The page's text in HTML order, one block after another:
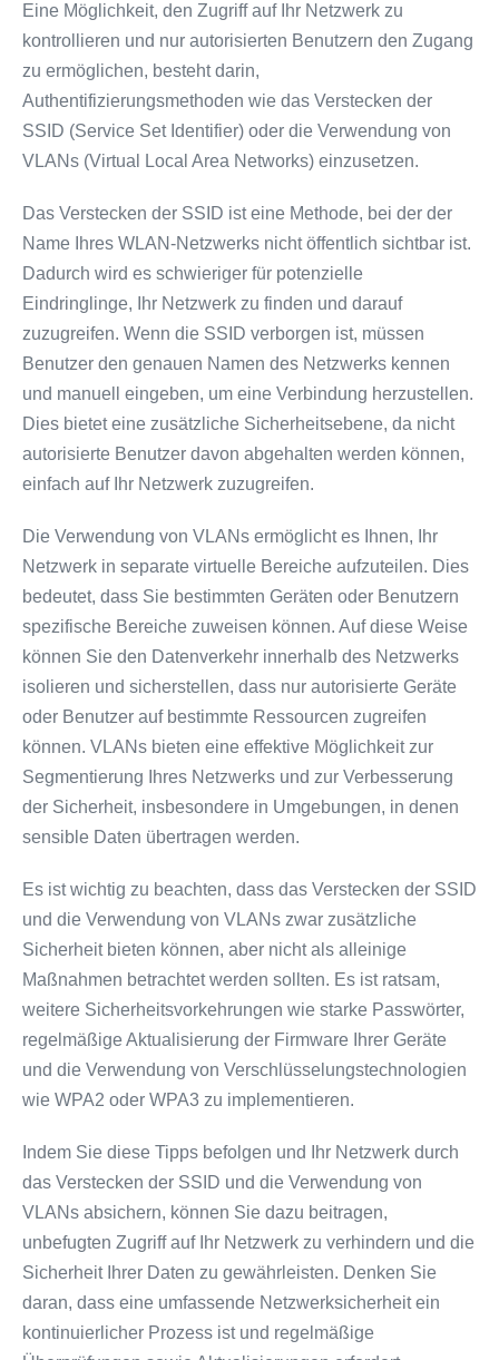
Eine Möglichkeit, den Zugriff auf Ihr Netzwerk zu
kontrollieren und nur autorisierten Benutzern den Zugang
zu ermöglichen, besteht darin,
Authentifizierungsmethoden wie das Verstecken der
SSID (Service Set Identifier) oder die Verwendung von
VLANs (Virtual Local Area Networks) einzusetzen.
Das Verstecken der SSID ist eine Methode, bei der der
Name Ihres WLAN-Netzwerks nicht öffentlich sichtbar ist.
Dadurch wird es schwieriger für potenzielle
Eindringlinge, Ihr Netzwerk zu finden und darauf
zuzugreifen. Wenn die SSID verborgen ist, müssen
Benutzer den genauen Namen des Netzwerks kennen
und manuell eingeben, um eine Verbindung herzustellen.
Dies bietet eine zusätzliche Sicherheitsebene, da nicht
autorisierte Benutzer davon abgehalten werden können,
einfach auf Ihr Netzwerk zuzugreifen.
Die Verwendung von VLANs ermöglicht es Ihnen, Ihr
Netzwerk in separate virtuelle Bereiche aufzuteilen. Dies
bedeutet, dass Sie bestimmten Geräten oder Benutzern
spezifische Bereiche zuweisen können. Auf diese Weise
können Sie den Datenverkehr innerhalb des Netzwerks
isolieren und sicherstellen, dass nur autorisierte Geräte
oder Benutzer auf bestimmte Ressourcen zugreifen
können. VLANs bieten eine effektive Möglichkeit zur
Segmentierung Ihres Netzwerks und zur Verbesserung
der Sicherheit, insbesondere in Umgebungen, in denen
sensible Daten übertragen werden.
Es ist wichtig zu beachten, dass das Verstecken der SSID
und die Verwendung von VLANs zwar zusätzliche
Sicherheit bieten können, aber nicht als alleinige
Maßnahmen betrachtet werden sollten. Es ist ratsam,
weitere Sicherheitsvorkehrungen wie starke Passwörter,
regelmäßige Aktualisierung der Firmware Ihrer Geräte
und die Verwendung von Verschlüsselungstechnologien
wie WPA2 oder WPA3 zu implementieren.
Indem Sie diese Tipps befolgen und Ihr Netzwerk durch
das Verstecken der SSID und die Verwendung von
VLANs absichern, können Sie dazu beitragen,
unbefugten Zugriff auf Ihr Netzwerk zu verhindern und die
Sicherheit Ihrer Daten zu gewährleisten. Denken Sie
daran, dass eine umfassende Netzwerksicherheit ein
kontinuierlicher Prozess ist und regelmäßige